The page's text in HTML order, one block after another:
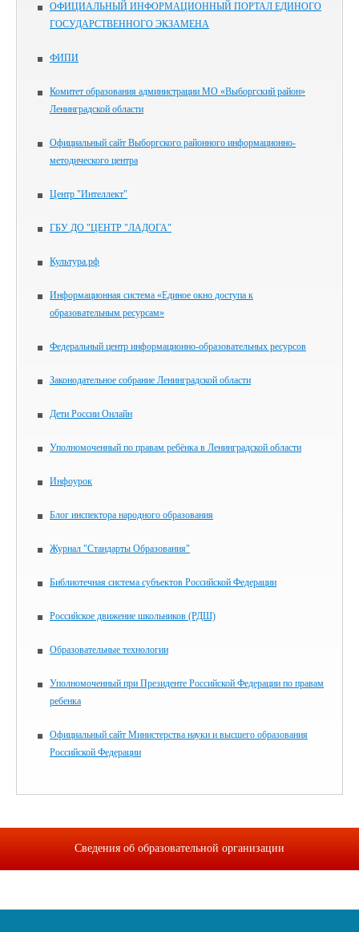
ОФИЦИАЛЬНЫЙ ИНФОРМАЦИОННЫЙ ПОРТАЛ ЕДИНОГО
ГОСУДАРСТВЕННОГО ЭКЗАМЕНА
ФИПИ
Комитет образования администрации МО «Выборгский район»
Ленинградской области
Официальный сайт Выборгского районного информационно-
методического центра
Центр "Интеллект"
ГБУ ДО "ЦЕНТР "ЛАДОГА"
Культура.рф
Информационная система «Единое окно доступа к
образовательным ресурсам»
Федеральный центр информационно-образовательных ресурсов
Законодательное собрание Ленинградской области
Дети России Онлайн
Уполномоченный по правам ребёнка в Ленинградской области
Инфоурок
Блог инспектора народного образования
Журнал "Стандарты Образования"
Библиотечная система субъектов Российской Федерации
Российское движение школьников (РДШ)
Образовательные технологии
Уполномоченный при Президенте Российской Федерации по правам
ребенка
Официальный сайт Министерства науки и высшего образования
Российской Федерации
Сведения об образовательной организации